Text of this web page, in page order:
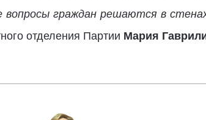
вопросы граждан решаются в
отделения Партии Мария